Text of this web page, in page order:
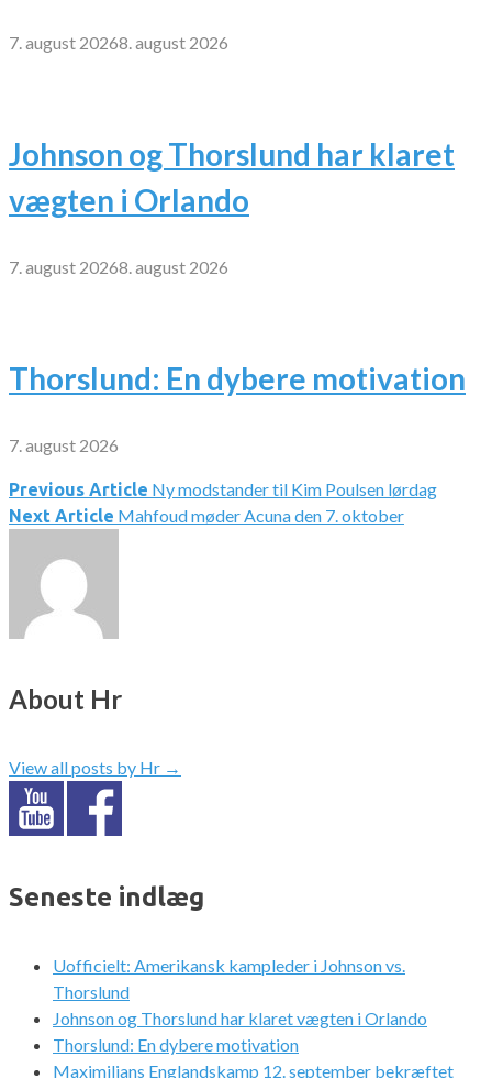
7. august 20268. august 2026
Johnson og Thorslund har klaret
vægten i Orlando
7. august 20268. august 2026
Thorslund: En dybere motivation
7. august 2026
Indlægsnavigation
Previous Article Ny modstander til Kim Poulsen lørdag
Next Article Mahfoud møder Acuna den 7. oktober
About Hr
View all posts by Hr →
Seneste indlæg
Uofficielt: Amerikansk kampleder i Johnson vs.
Thorslund
Johnson og Thorslund har klaret vægten i Orlando
Thorslund: En dybere motivation
Maximilians Englandskamp 12. september bekræftet